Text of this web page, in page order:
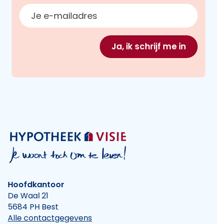
E-mailadres
Ja, ik schrijf me in
Hoofdkantoor
De Waal 21
5684 PH Best
Alle contactgegevens